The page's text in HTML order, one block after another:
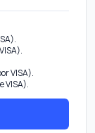
VISA).
VISA).